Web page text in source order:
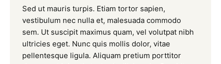
Sed ut mauris turpis. Etiam tortor sapien,
vestibulum nec nulla et, malesuada commodo
sem. Ut suscipit maximus quam, vel volutpat nibh
ultricies eget. Nunc quis mollis dolor, vitae
pellentesque ligula. Aliquam pretium porttitor